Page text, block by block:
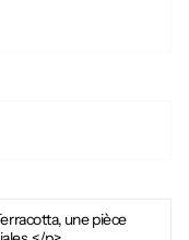
une pièce